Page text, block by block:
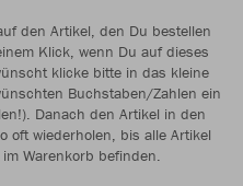
den Artikel, den Du bestellen
Klick, wenn Du auf dieses
klicke bitte in das kleine
Buchstaben/Zahlen ein
Danach den Artikel in den
oft wiederholen, bis alle Artikel
Warenkorb befinden.